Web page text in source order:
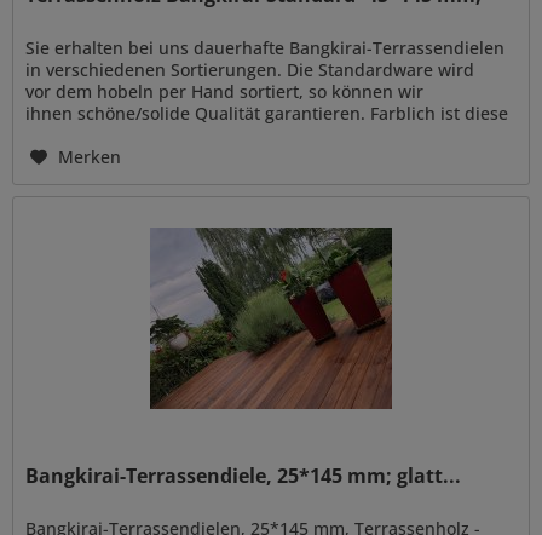
Sie erhalten bei uns dauerhafte Bangkirai-Terrassendielen
in verschiedenen Sortierungen. Die Standardware wird
vor dem hobeln per Hand sortiert, so können wir
ihnen schöne/solide Qualität garantieren. Farblich ist diese
Merken
Bangkirai-Terrassendiele, 25*145 mm; glatt...
Bangkirai-Terrassendielen, 25*145 mm, Terrassenholz -